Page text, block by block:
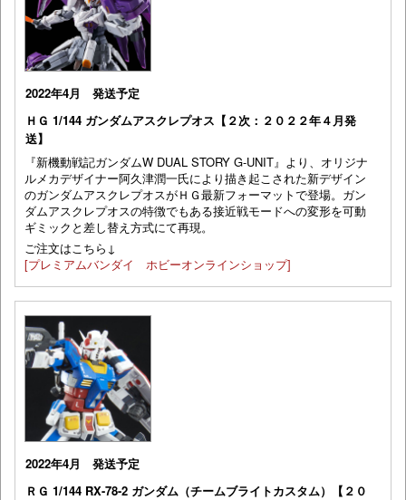
2022年4月 発送予定
ＨＧ 1/144 ガンダムアスクレプオス【２次：２０２２年４月発
送】
『新機動戦記ガンダムW DUAL STORY G-UNIT』より、オリジナ
ルメカデザイナー阿久津潤一氏により描き起こされた新デザイン
のガンダムアスクレプオスがＨＧ最新フォーマットで登場。ガン
ダムアスクレプオスの特徴でもある接近戦モードへの変形を可動
ギミックと差し替え方式にて再現。
ご注文はこちら↓
[プレミアムバンダイ ホビーオンラインショップ]
2022年4月 発送予定
ＲＧ 1/144 RX-78-2 ガンダム（チームブライトカスタム）【２０